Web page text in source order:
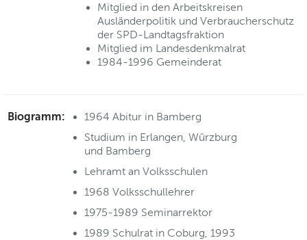
Mitglied in den Arbeitskreisen
Ausländerpolitik und Verbraucherschutz
der SPD-Landtagsfraktion
Mitglied im Landesdenkmalrat
1984-1996 Gemeinderat
Biogramm:
1964 Abitur in Bamberg
Studium in Erlangen, Würzburg
und Bamberg
Lehramt an Volksschulen
1968 Volksschullehrer
1975-1989 Seminarrektor
1989 Schulrat in Coburg, 1993